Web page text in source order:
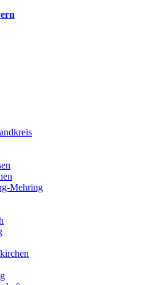
Mehring